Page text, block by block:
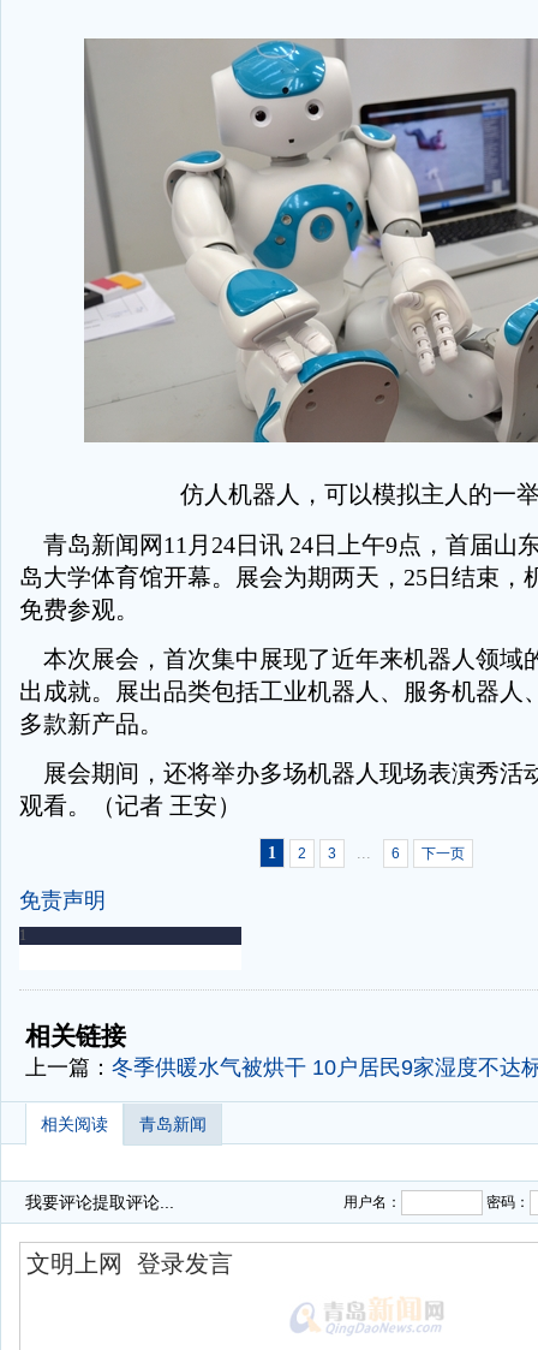
仿人机器人，可以模拟主人的一
青岛新闻网11月24日讯 24日上午9点，首届山
岛大学体育馆开幕。展会为期两天，25日结束，
免费参观。
本次展会，首次集中展现了近年来机器人领域
出成就。展出品类包括工业机器人、服务机器人
多款新产品。
展会期间，还将举办多场机器人现场表演秀活
观看。（记者 王安）
1 2 3 ... 6 下一页
免责声明
-
相关链接
上一篇： 冬季供暖水气被烘干 10户居民9家湿度不达
相关阅读 青岛新闻
我要评论提取评论... 用户名： 密码：